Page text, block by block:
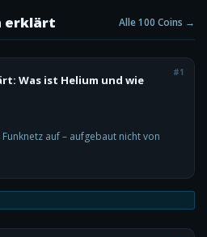
erklärt Alle 100 Coins →
#1
Was ist Helium und wie
auf – aufgebaut nicht von